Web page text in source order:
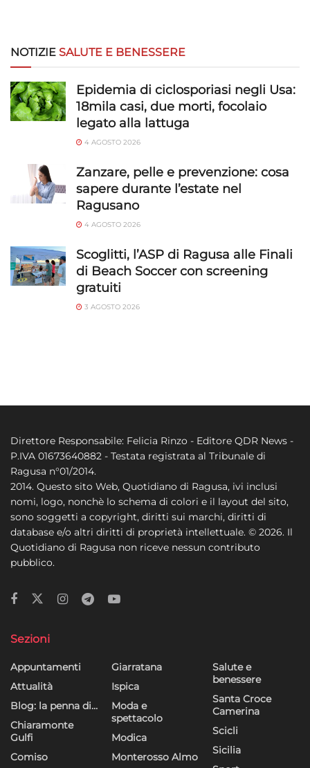
NOTIZIE SALUTE E BENESSERE
Epidemia di ciclosporiasi negli Usa:
18mila casi, due morti, focolaio
legato alla lattuga
4 AGOSTO 2026
Zanzare, pelle e prevenzione: cosa
sapere durante l’estate nel
Ragusano
4 AGOSTO 2026
Scoglitti, l’ASP di Ragusa alle Finali
di Beach Soccer con screening
gratuiti
3 AGOSTO 2026
Direttore Responsabile: Felicia Rinzo - Editore QDR News -
P.IVA 01673640882 - Testata registrata al Tribunale di
Ragusa n°01/2014.
2014. Questo sito Web, Quotidiano di Ragusa, ivi inclusi
nomi, logo, nonchè lo schema di colori e il layout del sito,
sono soggetti a copyright, diritti sui marchi, diritti di
database e/o altri diritti di proprietà intellettuale. © 2026. Il
Quotidiano di Ragusa non riceve nessun contributo
pubblico.
Sezioni
Appuntamenti
Attualità
Blog: la penna di…
Chiaramonte
Gulfi
Comiso
Giarratana
Ispica
Moda e
spettacolo
Modica
Monterosso Almo
Salute e
benessere
Santa Croce
Camerina
Scicli
Sicilia